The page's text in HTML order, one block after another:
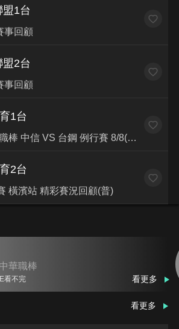
1台
事回顧
2台
事回顧
1台
LIVE 中華職棒 中信 VS 台鋼 例行賽 8/8(普)
2台
橫濱站 精彩賽況回顧(普)
華職棒
看不完 看更多
看更多